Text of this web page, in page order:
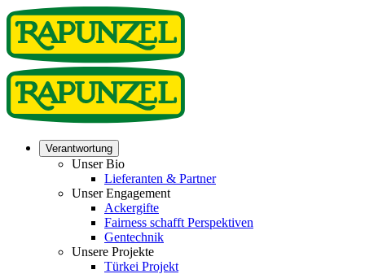
Verantwortung
Unser Bio
Lieferanten & Partner
Unser Engagement
Ackergifte
Fairness schafft Perspektiven
Gentechnik
Unsere Projekte
Türkei Projekt